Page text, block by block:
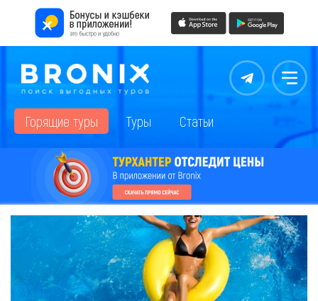
Контакты Меню
Горящие туры Туры Статьи